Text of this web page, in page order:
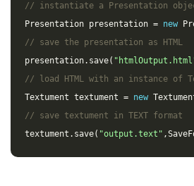
// instantiate a Presentation
Presentation presentation = new
// save the presentation as HTML
presentation. save(
// load HTML with an instance of
Textument textument = new
// save textument in TEXT format
textument . save( "output.text" ,